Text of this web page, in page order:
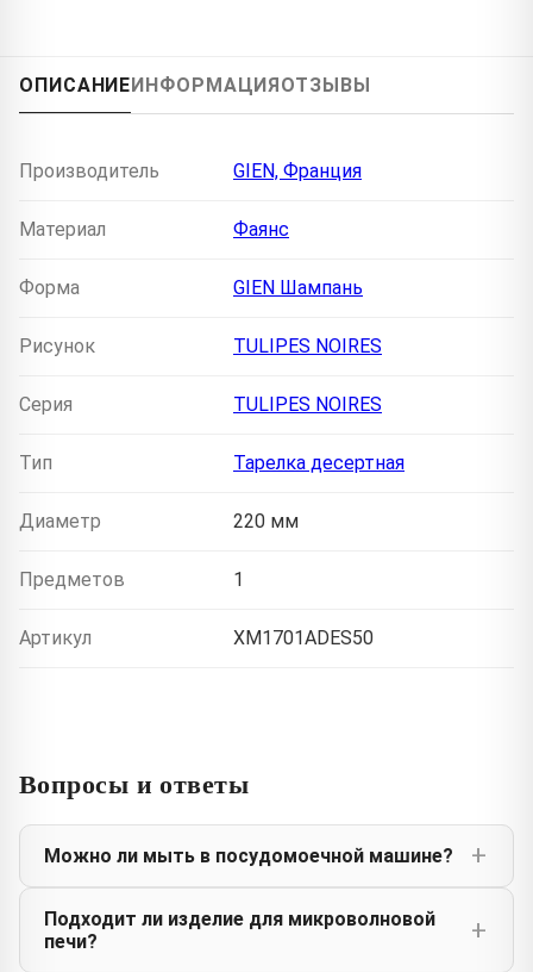
ОПИСАНИЕИНФОРМАЦИЯОТЗЫВЫ
Производитель GIEN, Франция
Материал Фаянс
Форма GIEN Шампань
Рисунок TULIPES NOIRES
Серия TULIPES NOIRES
Тип Тарелка десертная
Диаметр 220 мм
Предметов 1
Артикул XM1701ADES50
Вопросы и ответы
Можно ли мыть в посудомоечной машине?
Подходит ли изделие для микроволновой
печи?